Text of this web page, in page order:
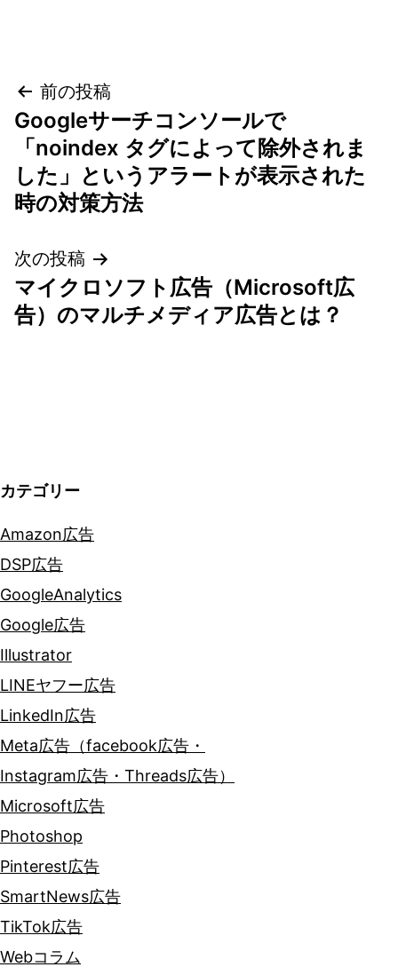
投
稿
ナ
ビ
ゲ
ー
前の投稿
Googleサーチコンソールで
「noindex タグによって除外されま
した」というアラートが表示された
時の対策方法
次の投稿
マイクロソフト広告（Microsoft広
告）のマルチメディア広告とは？
カテゴリー
Amazon広告
DSP広告
GoogleAnalytics
Google広告
Illustrator
LINEヤフー広告
LinkedIn広告
Meta広告（facebook広告・
Instagram広告・Threads広告）
Microsoft広告
Photoshop
Pinterest広告
SmartNews広告
TikTok広告
Webコラム